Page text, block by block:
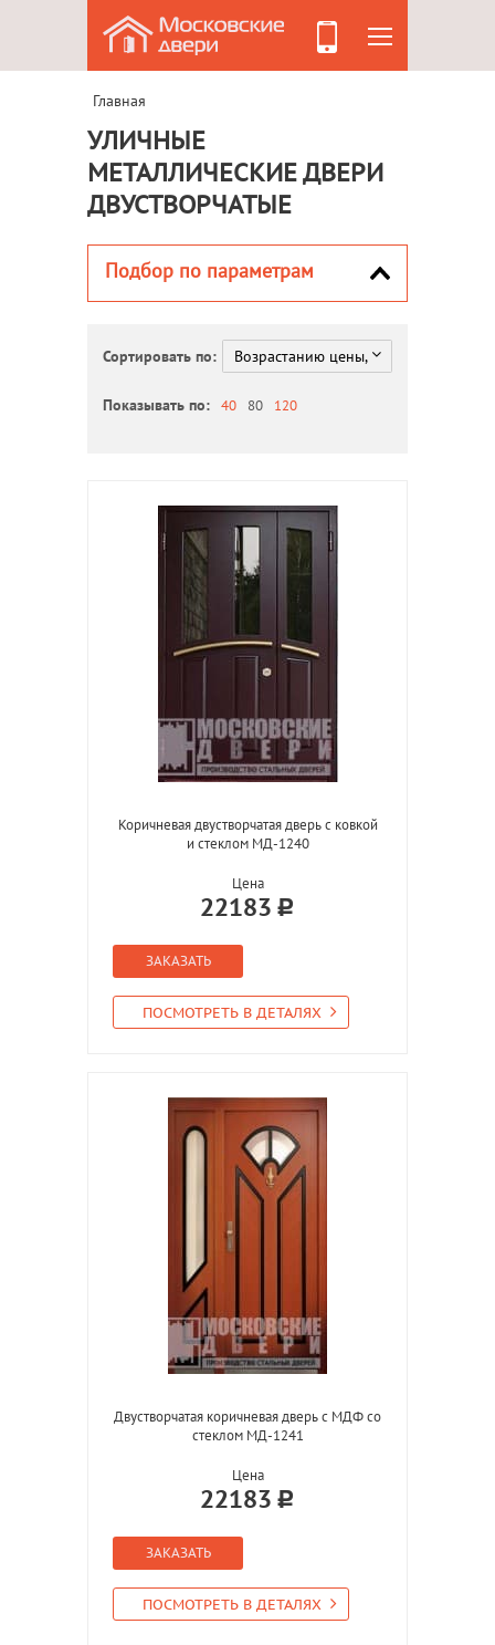
Главная
УЛИЧНЫЕ
МЕТАЛЛИЧЕСКИЕ ДВЕРИ
ДВУСТВОРЧАТЫЕ
Подбор по параметрам
Сортировать по:
Показывать по: 40 80 120
Коричневая двустворчатая дверь с ковкой
и стеклом МД-1240
Цена
22183
ЗАКАЗАТЬ
ПОСМОТРЕТЬ В ДЕТАЛЯХ
Двустворчатая коричневая дверь с МДФ со
стеклом МД-1241
Цена
22183
ЗАКАЗАТЬ
ПОСМОТРЕТЬ В ДЕТАЛЯХ